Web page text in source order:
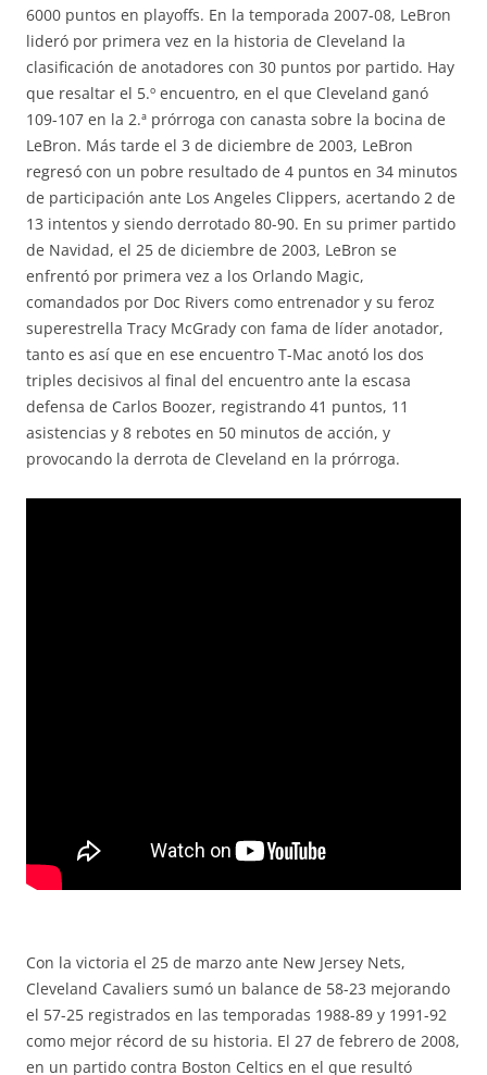
6000 puntos en playoffs. En la temporada 2007-08, LeBron
lideró por primera vez en la historia de Cleveland la
clasificación de anotadores con 30 puntos por partido. Hay
que resaltar el 5.º encuentro, en el que Cleveland ganó
109-107 en la 2.ª prórroga con canasta sobre la bocina de
LeBron. Más tarde el 3 de diciembre de 2003, LeBron
regresó con un pobre resultado de 4 puntos en 34 minutos
de participación ante Los Angeles Clippers, acertando 2 de
13 intentos y siendo derrotado 80-90. En su primer partido
de Navidad, el 25 de diciembre de 2003, LeBron se
enfrentó por primera vez a los Orlando Magic,
comandados por Doc Rivers como entrenador y su feroz
superestrella Tracy McGrady con fama de líder anotador,
tanto es así que en ese encuentro T-Mac anotó los dos
triples decisivos al final del encuentro ante la escasa
defensa de Carlos Boozer, registrando 41 puntos, 11
asistencias y 8 rebotes en 50 minutos de acción, y
provocando la derrota de Cleveland en la prórroga.
Con la victoria el 25 de marzo ante New Jersey Nets,
Cleveland Cavaliers sumó un balance de 58-23 mejorando
el 57-25 registrados en las temporadas 1988-89 y 1991-92
como mejor récord de su historia. El 27 de febrero de 2008,
en un partido contra Boston Celtics en el que resultó